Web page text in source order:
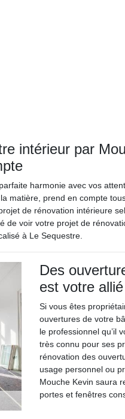
intérieur par
harmonie avec vos
matière, prend en compte
de rénovation intérieure
de voir votre projet de
à Le Sequestre.
Des
est votre allié
Si vous êtes
ouvertures de votre
le professionnel qu’il
très connu pour ses
rénovation des
usage personnel ou
Mouche Kevin saura
portes et fenêtres